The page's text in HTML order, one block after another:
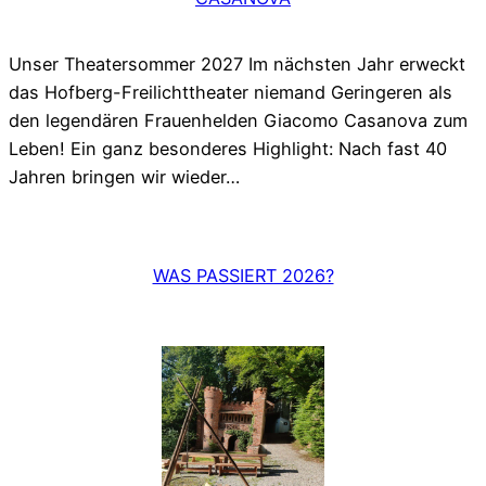
Unser Theatersommer 2027 Im nächsten Jahr erweckt
das Hofberg-Freilichttheater niemand Geringeren als
den legendären Frauenhelden Giacomo Casanova zum
Leben! Ein ganz besonderes Highlight: Nach fast 40
Jahren bringen wir wieder…
WAS PASSIERT 2026?